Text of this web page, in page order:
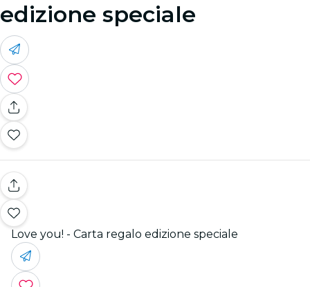
edizione speciale
Love you! - Carta regalo edizione speciale